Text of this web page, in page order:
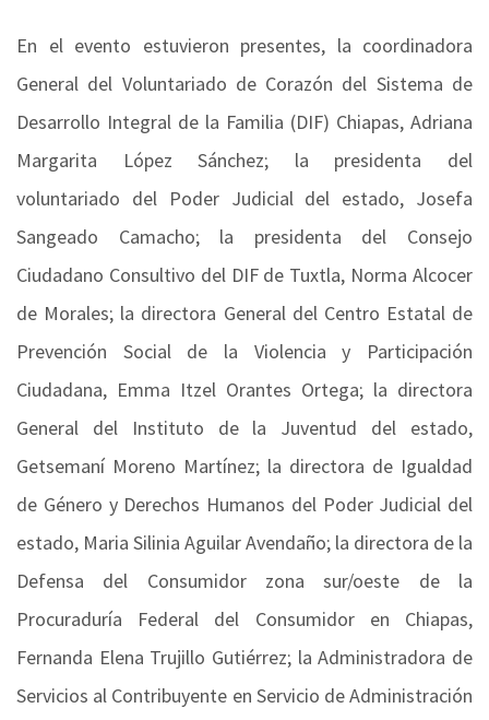
En el evento estuvieron presentes, la coordinadora
General del Voluntariado de Corazón del Sistema de
Desarrollo Integral de la Familia (DIF) Chiapas, Adriana
Margarita López Sánchez; la presidenta del
voluntariado del Poder Judicial del estado, Josefa
Sangeado Camacho; la presidenta del Consejo
Ciudadano Consultivo del DIF de Tuxtla, Norma Alcocer
de Morales; la directora General del Centro Estatal de
Prevención Social de la Violencia y Participación
Ciudadana, Emma Itzel Orantes Ortega; la directora
General del Instituto de la Juventud del estado,
Getsemaní Moreno Martínez; la directora de Igualdad
de Género y Derechos Humanos del Poder Judicial del
estado, Maria Silinia Aguilar Avendaño; la directora de la
Defensa del Consumidor zona sur/oeste de la
Procuraduría Federal del Consumidor en Chiapas,
Fernanda Elena Trujillo Gutiérrez; la Administradora de
Servicios al Contribuyente en Servicio de Administración